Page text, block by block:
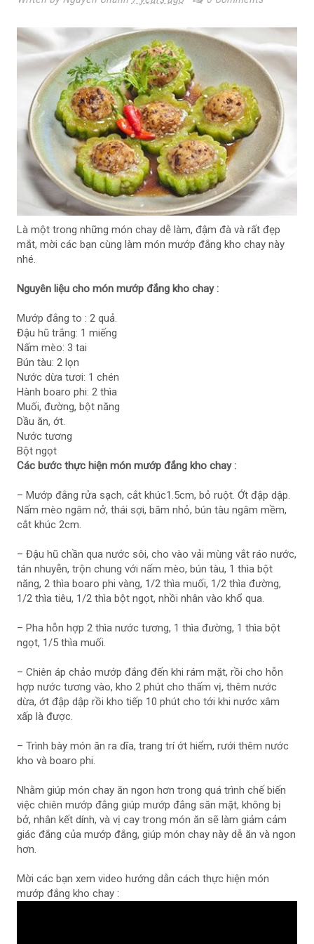
Là một trong những món chay dễ làm, đậm đà và rất đẹp
mắt, mời các bạn cùng làm món mướp đắng kho chay này
nhé.
Nguyên liệu cho món mướp đắng kho chay :
Mướp đắng to : 2 quả.
Đậu hũ trắng: 1 miếng
Nấm mèo: 3 tai
Bún tàu: 2 lọn
Nước dừa tươi: 1 chén
Hành boaro phi: 2 thìa
Muối, đường, bột năng
Dầu ăn, ớt.
Nước tương
Bột ngọt
Các bước thực hiện món mướp đắng kho chay :
– Mướp đắng rửa sạch, cắt khúc1.5cm, bỏ ruột. Ớt đập dập.
Nấm mèo ngâm nở, thái sợi, băm nhỏ, bún tàu ngâm mềm,
cắt khúc 2cm.
– Đậu hũ chần qua nước sôi, cho vào vải mùng vắt ráo nước,
tán nhuyễn, trộn chung với nấm mèo, bún tàu, 1 thìa bột
năng, 2 thìa boaro phi vàng, 1/2 thìa muối, 1/2 thìa đường,
1/2 thìa tiêu, 1/2 thìa bột ngọt, nhồi nhân vào khổ qua.
– Pha hỗn hợp 2 thìa nước tương, 1 thìa đường, 1 thìa bột
ngọt, 1/5 thìa muối.
– Chiên áp chảo mướp đắng đến khi rám mặt, rồi cho hỗn
hợp nước tương vào, kho 2 phút cho thấm vị, thêm nước
dừa, ớt đập dập rồi kho tiếp 10 phút cho tới khi nước xâm
xấp là được.
– Trình bày món ăn ra dĩa, trang trí ớt hiểm, rưới thêm nước
kho và boaro phi.
Nhằm giúp món chay ăn ngon hơn trong quá trình chế biến
việc chiên mướp đắng giúp mướp đắng săn mặt, không bị
bở, nhân kết dính, và vị cay trong món ăn sẽ làm giảm cảm
giác đắng của mướp đắng, giúp món chay này dễ ăn và ngon
hơn.
Mời các bạn xem video hướng dẫn cách thực hiện món
mướp đắng kho chay :